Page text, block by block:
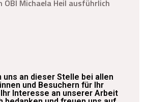
Michaela Heil ausführlich
uns an dieser Stelle bei allen
und Besuchern für Ihr
Ihr Interesse an unserer Arbeit